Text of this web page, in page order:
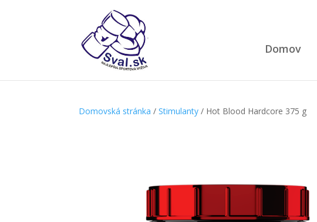
Domov
Domovská stránka /Stimulanty / Hot Blood Hardcore 375 g